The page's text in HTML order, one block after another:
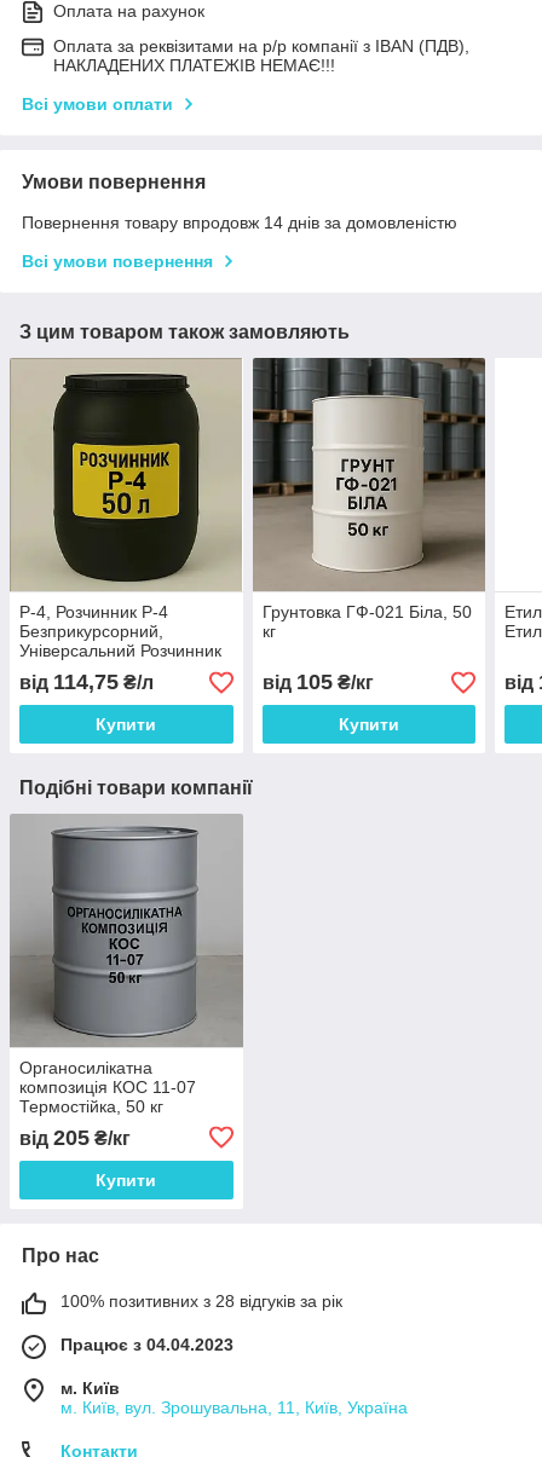
Оплата на рахунок
Оплата за реквізитами на р/р компанії з IBAN (ПДВ),
НАКЛАДЕНИХ ПЛАТЕЖІВ НЕМАЄ!!!
Всі умови оплати
Умови повернення
Повернення товару впродовж 14 днів за домовленістю
Всі умови повернення
З цим товаром також замовляють
Р-4, Розчинник Р-4
Безприкурсорний,
Універсальний Розчинник
від 114,75 ₴/л
Купити
Грунтовка ГФ-021 Біла, 50
кг
від 105₴/кг
Купити
від
Подібні товари компанії
Органосилікатна
композиція КОС 11-07
Термостійка, 50 кг
від 205 ₴/кг
Купити
Про нас
100% позитивних з 28 відгуків за рік
Працює з 04.04.2023
м. Київ
м. Київ, вул. Зрошувальна, 11, Київ, Україна
Контакти